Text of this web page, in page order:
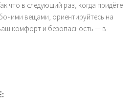
что в следующий раз, когда придёте
вещами, ориентируйтесь на
комфорт и безопасность — в